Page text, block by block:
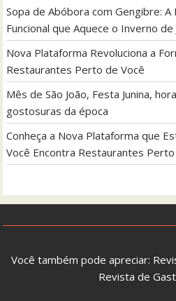
Sopa de Abóbora com Gengibre: A
Funcional que Aquece o Inverno de
Nova Plataforma Revoluciona a
Restaurantes Perto de Você
Mês de São João, Festa Junina,
gostosuras da época
Conheça a Nova Plataforma que
Você Encontra Restaurantes
Você também pode apreciar:
Revista de